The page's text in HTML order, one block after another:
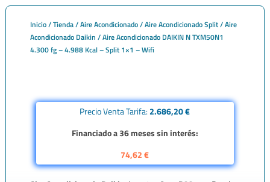
Inicio/Tienda/Aire Acondicionado/Aire Acondicionado Split/Aire
Acondicionado Daikin / Aire Acondicionado DAIKIN N TXM50N1
4.300 fg – 4.988 Kcal – Split 1×1 – Wifi
Precio Venta Tarifa:2.686,20 €
Financiado a 36 meses sin interés:
74,62 €